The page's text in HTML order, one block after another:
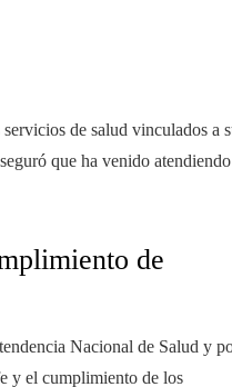
de salud vinculados a
que ha venido atendiendo
de
Nacional de Salud y
y el cumplimiento de los